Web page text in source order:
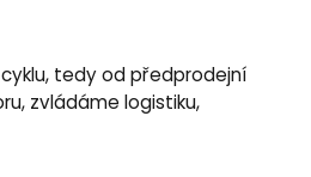
tedy od předprodejní
zvládáme logistiku,